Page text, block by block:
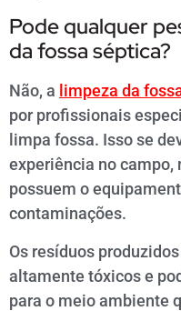
Pode qualquer
da fossa séptica?
Não, a limpeza da
por profissionais
limpa fossa. Isso se
experiência no campo,
possuem o
contaminações.
Os resíduos
altamente tóxicos e
para o meio ambiente